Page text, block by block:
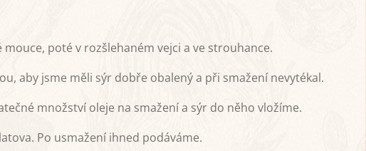
poté v rozšlehaném vejci a ve strouhance.
aby jsme měli sýr dobře obalený a při smažení nevytékal.
množství oleje na smažení a sýr do něho vložíme.
Po usmažení ihned podáváme.